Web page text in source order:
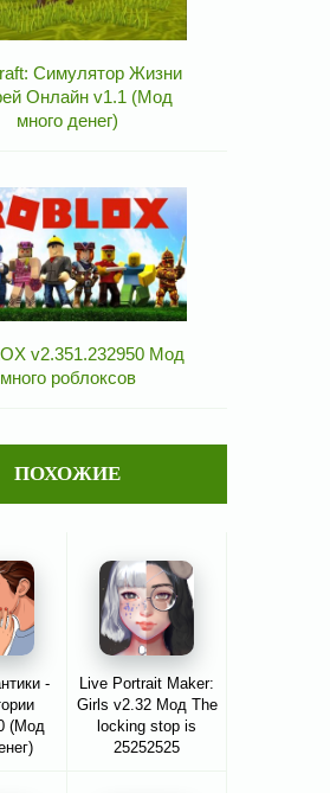
Симулятор Жизни
Онлайн v1.1 (Мод
много денег)
v2.351.232950 Мод
много роблоксов
ПОХОЖИЕ
-
(Мод
Live Portrait Maker:
Girls v2.32 Мод The
locking stop is
25252525